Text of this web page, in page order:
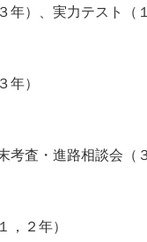
年）、実力テスト（
）
考査・進路相談会（
，２年）